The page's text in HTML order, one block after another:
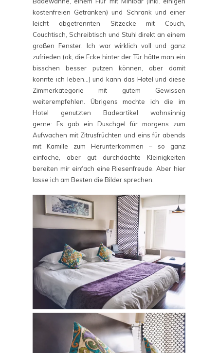
kostenfreien Getränken) und Schrank und einer
leicht abgetrennten Sitzecke mit Couch,
Couchtisch, Schreibtisch und Stuhl direkt an einem
großen Fenster. Ich war wirklich voll und ganz
zufrieden (ok, die Ecke hinter der Tür hätte man ein
bisschen besser putzen können, aber damit
konnte ich leben…) und kann das Hotel und diese
Zimmerkategorie mit gutem Gewissen
weiterempfehlen. Übrigens mochte ich die im
Hotel genutzten Badeartikel wahnsinnig
gerne: Es gab ein Duschgel für morgens zum
Aufwachen mit Zitrusfrüchten und eins für abends
mit Kamille zum Herunterkommen – so ganz
einfache, aber gut durchdachte Kleinigkeiten
bereiten mir einfach eine Riesenfreude. Aber hier
lasse ich am Besten die Bilder sprechen.